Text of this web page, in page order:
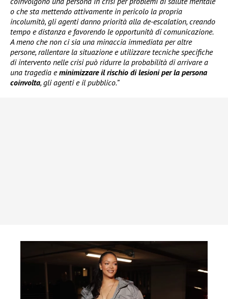
o che sta mettendo attivamente in pericolo la propria
incolumità, gli agenti danno priorità alla de-escalation, creando
tempo e distanza e favorendo le opportunità di comunicazione.
A meno che non ci sia una minaccia immediata per altre
persone, rallentare la situazione e utilizzare tecniche specifiche
di intervento nelle crisi può ridurre la probabilità di arrivare a
una tragedia eminimizzare il rischio di lesioni per la persona
coinvolta, gli agenti e il pubblico.”